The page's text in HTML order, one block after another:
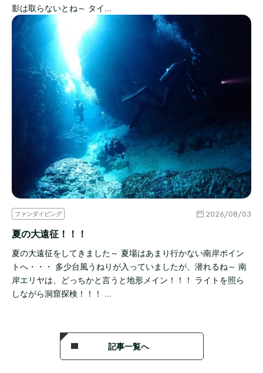
影は取らないとね～ タイ…
ファンダイビング 2026/08/03
夏の大遠征！！！
夏の大遠征をしてきました～ 夏場はあまり行かない南岸ポイン
トへ・・・ 多少台風うねりが入っていましたが、潜れるね～ 南
岸エリヤは、どっちかと言うと地形メイン！！！ ライトを照ら
しながら洞窟探検！！！ …
記事一覧へ